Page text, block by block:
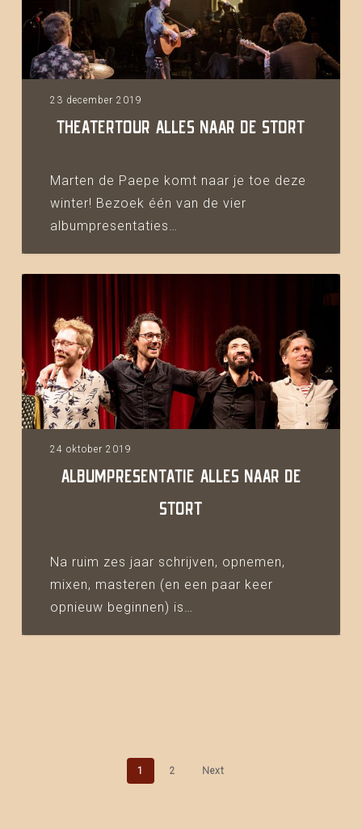
stort
23 december 2019
THEATERTOUR ALLES NAAR DE STORT
Marten de Paepe komt naar je toe deze
winter! Bezoek één van de vier
albumpresentaties…
naar
de
stort
24 oktober 2019
ALBUMPRESENTATIE ALLES NAAR DE
STORT
Na ruim zes jaar schrijven, opnemen,
mixen, masteren (en een paar keer
opnieuw beginnen) is…
1 2 Next